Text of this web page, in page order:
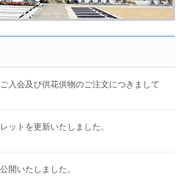
入会及び供花供物のご注文につきまして
ットを更新いたしました。
開いたしました。